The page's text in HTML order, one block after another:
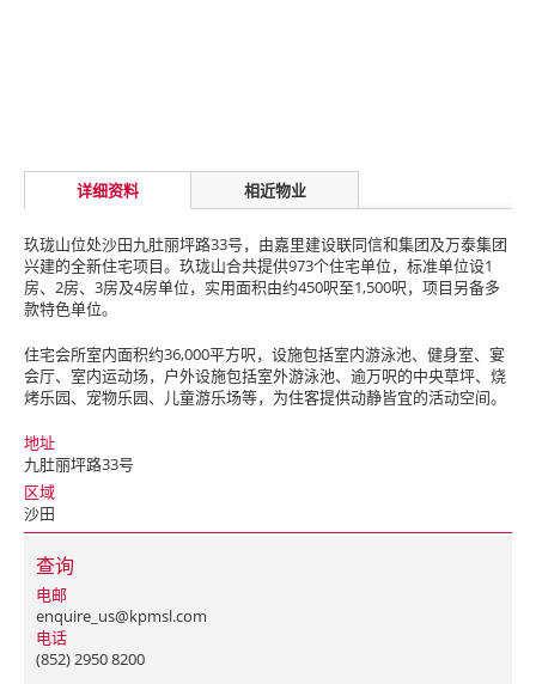
详细资料 相近物业
玖珑山位处沙田九肚丽坪路33号，由嘉里建设联同信和集团及万泰集团
兴建的全新住宅项目。玖珑山合共提供973个住宅单位，标准单位设1
房、2房、3房及4房单位，实用面积由约450呎至1,500呎，项目另备多
款特色单位。
住宅会所室内面积约36,000平方呎，设施包括室内游泳池、健身室、宴
会厅、室内运动场，户外设施包括室外游泳池、逾万呎的中央草坪、烧
烤乐园、宠物乐园、儿童游乐场等，为住客提供动静皆宜的活动空间。
地址
九肚丽坪路33号
区域
沙田
查询
电邮
enquire_us@kpmsl.com
电话
(852) 2950 8200